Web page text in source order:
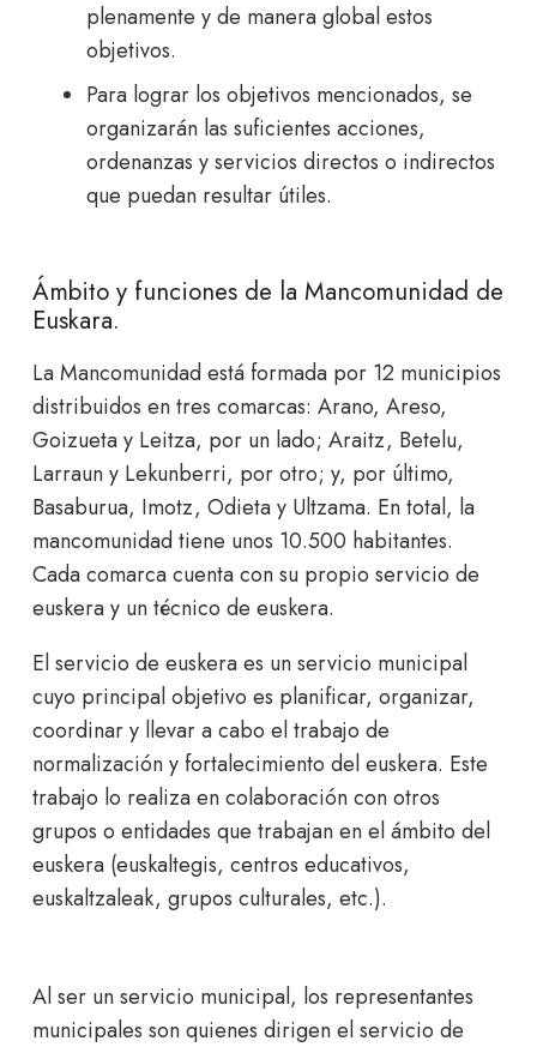
plenamente y de manera global estos
objetivos.
Para lograr los objetivos mencionados, se
organizarán las suficientes acciones,
ordenanzas y servicios directos o indirectos
que puedan resultar útiles.
Ámbito y funciones de la Mancomunidad de
Euskara.
La Mancomunidad está formada por 12 municipios
distribuidos en tres comarcas: Arano, Areso,
Goizueta y Leitza, por un lado; Araitz, Betelu,
Larraun y Lekunberri, por otro; y, por último,
Basaburua, Imotz, Odieta y Ultzama. En total, la
mancomunidad tiene unos 10.500 habitantes.
Cada comarca cuenta con su propio servicio de
euskera y un técnico de euskera.
El servicio de euskera es un servicio municipal
cuyo principal objetivo es planificar, organizar,
coordinar y llevar a cabo el trabajo de
normalización y fortalecimiento del euskera. Este
trabajo lo realiza en colaboración con otros
grupos o entidades que trabajan en el ámbito del
euskera (euskaltegis, centros educativos,
euskaltzaleak, grupos culturales, etc.).
Al ser un servicio municipal, los representantes
municipales son quienes dirigen el servicio de